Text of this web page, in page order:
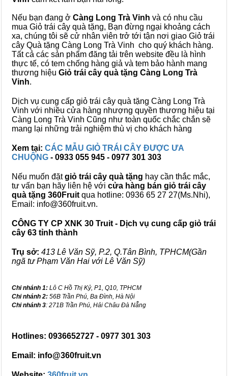
Nếu bạn đang ở Càng Long Trà Vinh và có nhu cầu
mua Giỏ trái cây quà tặng, Bạn đừng ngại khoảng cách
xa, chúng tôi sẽ cử nhân viên trở tới tận nơi giao Giỏ trái
cây Quà tặng Càng Long Trà Vinh cho quý khách hàng.
Tất cả các sản phẩm đăng tải trên website đều là hình
thực tế, có tem chống hàng giả và tem bảo hành mang
thương hiệu Giỏ trái cây quà tặng Càng Long Trà
Vinh.
Dịch vụ cung cấp giỏ trái cây quà tặng Càng Long Trà
Vinh với nhiều cửa hàng nhượng quyền thương hiệu tại
Càng Long Trà Vinh Cũng như toàn quốc chắc chắn sẽ
mang lại những trải nghiệm thù vị cho khách hàng
Xem tại: CÁC MẪU GIỎ TRÁI CÂY ĐƯỢC ƯA
CHUỘNG - 0933 055 945 - 0977 301 303
Nếu muốn đặtgiỏ trái cây quà tặng hay cần thắc mắc,
tư vấn bạn hãy liên hệ với cửa hàng bán giỏ trái cây
quà tặng 360Fruit qua hotline: 0936 65 27 27(Ms.Nhi),
Email: info@360fruit.vn.
CÔNG TY CP XNK 30 Truit - Dịch vụ cung cấp giỏ trái
cây 63 tỉnh thành
Trụ sở: 413 Lê Văn Sỹ, P.2, Q.Tân Bình, TPHCM(Gần
ngã tư Phạm Văn Hai với Lê Văn Sỹ)
Chi nhánh 1: Lô C Hồ Thị Kỷ, P1, Q10, TPHCM
Chi nhánh 2: 56B Trần Phú, Ba Đình, Hà Nội
Chi nhánh 3: 271B Trần Phú, Hải Châu Đà Nẵng
Hotlines: 0936652727 - 0977 301 303
Email: info@360fruit.vn